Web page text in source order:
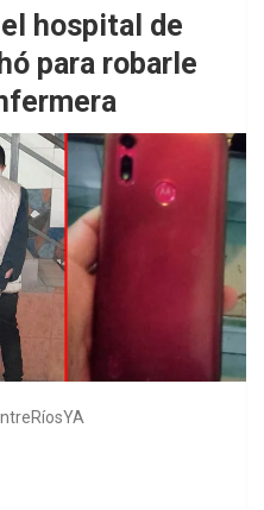
hospital de
para robarle